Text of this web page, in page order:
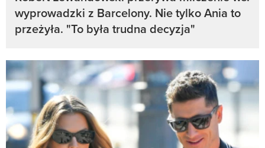
wyprowadzki z Barcelony. Nie tylko Ania to
przeżyła. "To była trudna decyzja"